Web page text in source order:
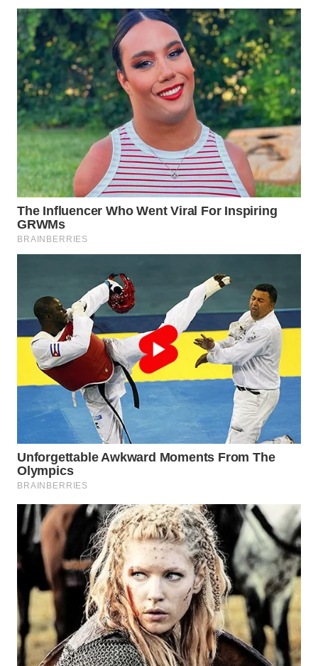
WN
TEBING
TINGGI
WN
PAKPAK
WN
KARAWANG
WN
BEKASI
WN
DEPOK
WN
TAPANULI
UTARA
SAMOSIR
WN
PADANG
LAWAS
WN
SUMEDANG
WN
CIANJUR